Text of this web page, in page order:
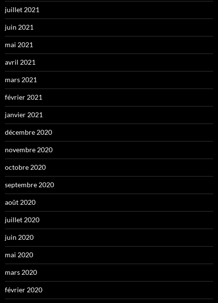
juillet 2021
juin 2021
mai 2021
avril 2021
mars 2021
février 2021
janvier 2021
décembre 2020
novembre 2020
octobre 2020
septembre 2020
août 2020
juillet 2020
juin 2020
mai 2020
mars 2020
février 2020